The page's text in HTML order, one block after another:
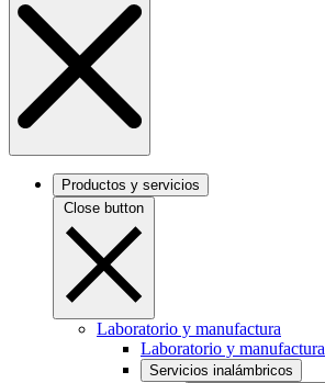
Productos y servicios
Close button
Laboratorio y manufactura
Laboratorio y manufactura
Servicios inalámbricos